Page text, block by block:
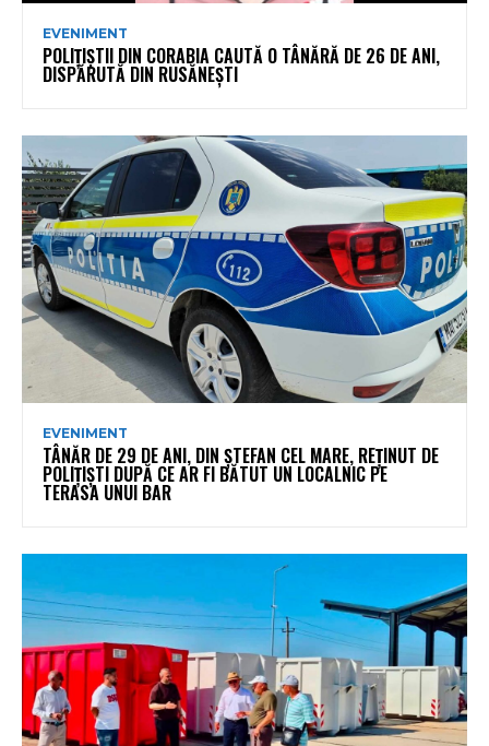
EVENIMENT
POLIȚIȘTII DIN CORABIA CAUTĂ O TÂNĂRĂ DE 26 DE ANI,
DISPĂRUTĂ DIN RUSĂNEȘTI
EVENIMENT
TÂNĂR DE 29 DE ANI, DIN ȘTEFAN CEL MARE, REȚINUT DE
POLIȚIȘTI DUPĂ CE AR FI BĂTUT UN LOCALNIC PE
TERASA UNUI BAR